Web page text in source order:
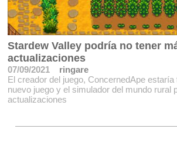
Stardew Valley podría no tener
actualizaciones
07/09/2021
ringare
El creador del juego, ConcernedApe estaría
nuevo juego y el simulador del mundo rural
actualizaciones